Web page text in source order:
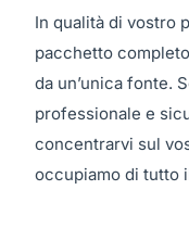
In qualità di vostro
pacchetto
da un’unica fonte.
professionale e
concentrarvi sul
occupiamo di tutto